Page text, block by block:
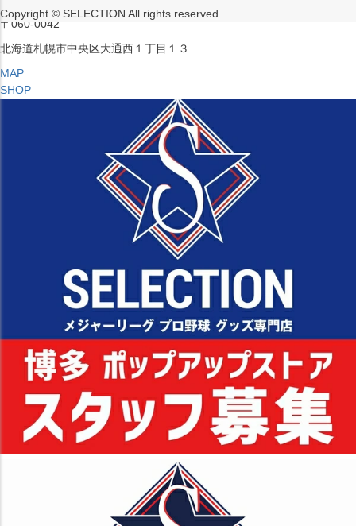
〒060-0042
北海道札幌市中央区大通西１丁目１３
MAP
SHOP
Copyright © SELECTION All rights reserved.